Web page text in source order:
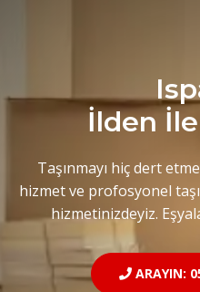
İlden
Taşınmayı hiç dert
hizmet ve profosyonel
hizmetinizdeyiz.
ARAYIN: